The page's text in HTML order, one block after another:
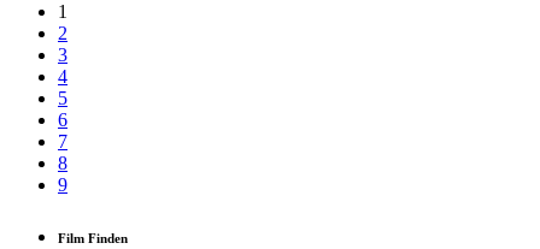
1
2
3
4
5
6
7
8
9
Film Finden